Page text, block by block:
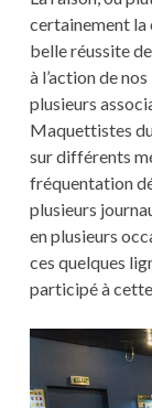
certainement la
belle réussite
à l’action de
plusieurs
Maquettistes
sur différents
fréquentation
plusieurs
en plusieurs
ces quelques
participé à